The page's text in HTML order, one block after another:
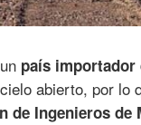
país importador
abierto, por lo
de Ingenieros de